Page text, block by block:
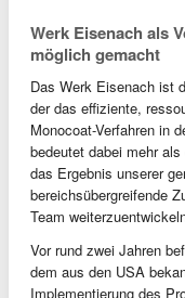
Werk Eisenach als
möglich gemacht
Das Werk Eisenach ist
der das effiziente,
Monocoat-Verfahren in
bedeutet dabei mehr
das Ergebnis unserer
bereichsübergreifende
Team
Vor rund zwei Jahren
dem aus den USA
Implementierung des